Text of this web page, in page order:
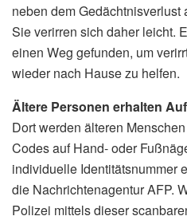
neben dem
Sie verirren sich daher leicht.
einen Weg gefunden, um
wieder nach Hause zu helfen.
Ältere Personen erhalten
Dort werden älteren
Codes auf Hand- oder
individuelle Identitätsnummer
die Nachrichtenagentur AFP.
Polizei mittels dieser